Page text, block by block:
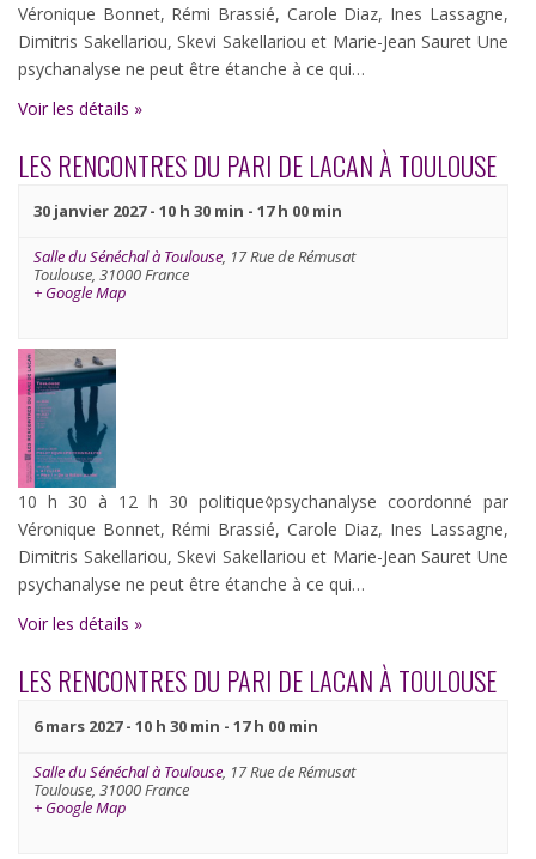
Véronique Bonnet, Rémi Brassié, Carole Diaz, Ines Lassagne,
Dimitris Sakellariou, Skevi Sakellariou et Marie-Jean Sauret Une
psychanalyse ne peut être étanche à ce qui…
Voir les détails »
LES RENCONTRES DU PARI DE LACAN À TOULOUSE
30 janvier 2027 - 10 h 30 min - 17 h 00 min
Salle du Sénéchal à Toulouse, 17 Rue de Rémusat
Toulouse, 31000France
+ Google Map
10 h 30 à 12 h 30 politique◊psychanalyse coordonné par
Véronique Bonnet, Rémi Brassié, Carole Diaz, Ines Lassagne,
Dimitris Sakellariou, Skevi Sakellariou et Marie-Jean Sauret Une
psychanalyse ne peut être étanche à ce qui…
Voir les détails »
LES RENCONTRES DU PARI DE LACAN À TOULOUSE
6 mars 2027 - 10 h 30 min - 17 h 00 min
Salle du Sénéchal à Toulouse, 17 Rue de Rémusat
Toulouse, 31000France
+ Google Map